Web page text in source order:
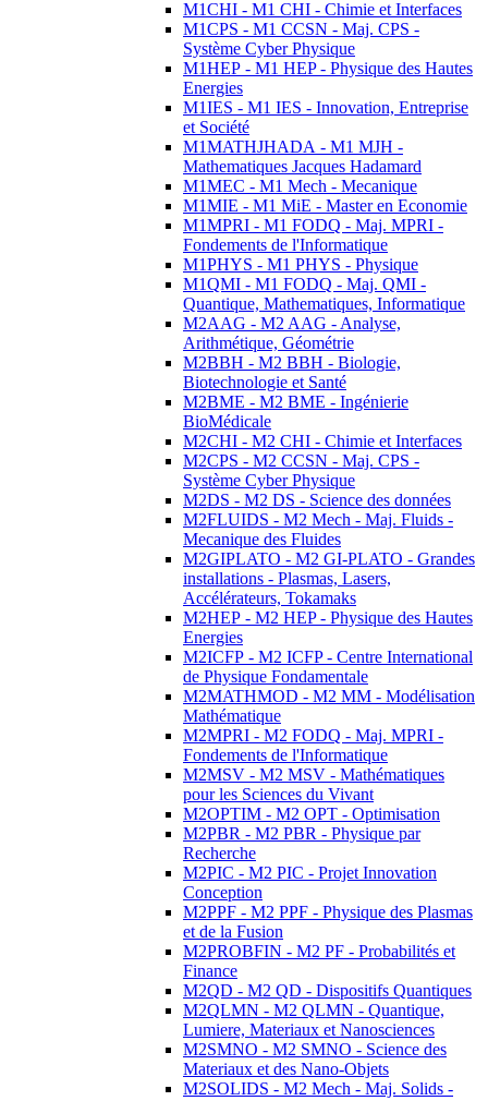
M1CHI - M1 CHI - Chimie et Interfaces
M1CPS - M1 CCSN - Maj. CPS -
Système Cyber Physique
M1HEP - M1 HEP - Physique des Hautes
Energies
M1IES - M1 IES - Innovation, Entreprise
et Société
M1MATHJHADA - M1 MJH -
Mathematiques Jacques Hadamard
M1MEC - M1 Mech - Mecanique
M1MIE - M1 MiE - Master en Economie
M1MPRI - M1 FODQ - Maj. MPRI -
Fondements de l'Informatique
M1PHYS - M1 PHYS - Physique
M1QMI - M1 FODQ - Maj. QMI -
Quantique, Mathematiques, Informatique
M2AAG - M2 AAG - Analyse,
Arithmétique, Géométrie
M2BBH - M2 BBH - Biologie,
Biotechnologie et Santé
M2BME - M2 BME - Ingénierie
BioMédicale
M2CHI - M2 CHI - Chimie et Interfaces
M2CPS - M2 CCSN - Maj. CPS -
Système Cyber Physique
M2DS - M2 DS - Science des données
M2FLUIDS - M2 Mech - Maj. Fluids -
Mecanique des Fluides
M2GIPLATO - M2 GI-PLATO - Grandes
installations - Plasmas, Lasers,
Accélérateurs, Tokamaks
M2HEP - M2 HEP - Physique des Hautes
Energies
M2ICFP - M2 ICFP - Centre International
de Physique Fondamentale
M2MATHMOD - M2 MM - Modélisation
Mathématique
M2MPRI - M2 FODQ - Maj. MPRI -
Fondements de l'Informatique
M2MSV - M2 MSV - Mathématiques
pour les Sciences du Vivant
M2OPTIM - M2 OPT - Optimisation
M2PBR - M2 PBR - Physique par
Recherche
M2PIC - M2 PIC - Projet Innovation
Conception
M2PPF - M2 PPF - Physique des Plasmas
et de la Fusion
M2PROBFIN - M2 PF - Probabilités et
Finance
M2QD - M2 QD - Dispositifs Quantiques
M2QLMN - M2 QLMN - Quantique,
Lumiere, Materiaux et Nanosciences
M2SMNO - M2 SMNO - Science des
Materiaux et des Nano-Objets
M2SOLIDS - M2 Mech - Maj. Solids -